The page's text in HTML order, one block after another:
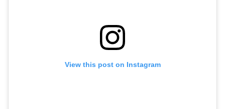
View this post on Instagram